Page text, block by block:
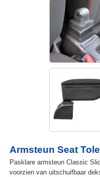
Armsteun Seat
Pasklare armsteun Classic
voorzien van uitschuifbaar